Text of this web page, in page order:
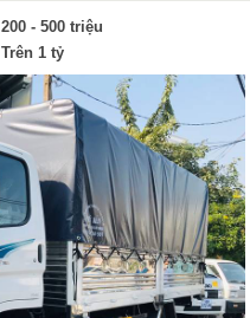
200 - 500 triệu
Trên 1 tỷ